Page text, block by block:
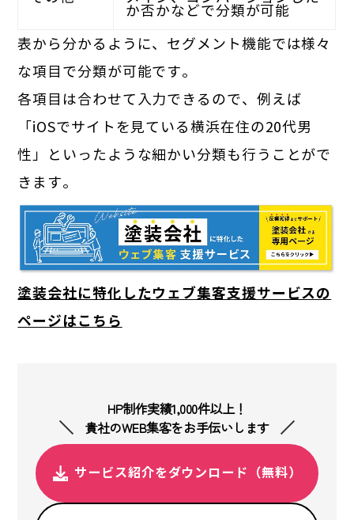
か否かなどで分類が可能
表から分かるように、セグメント機能では様々
な項目で分類が可能です。
各項目は合わせて入力できるので、例えば
「iOSでサイトを見ている横浜在住の20代男
性」といったような細かい分類も行うことがで
きます。
塗装会社に特化したウェブ集客支援サービスの
ページはこちら
HP制作実績1,000件以上！
貴社のWEB集客をお手伝いします
サービス紹介をダウンロード（無料）